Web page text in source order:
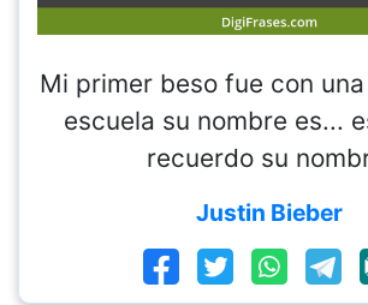
Mi primer beso fue con
escuela su nombre es...
recuerdo su
Justin Bieber